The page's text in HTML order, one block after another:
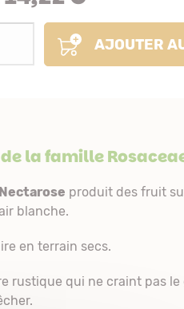
AJOUTER
la famille
produit des fruit
blanche.
en terrain secs.
rustique qui ne craint pas le